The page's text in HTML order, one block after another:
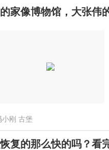
家像博物馆，大张伟
小刚 古堡
复的那么快的吗？看